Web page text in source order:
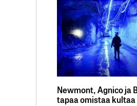
Newmont, Agnico ja
tapaa omistaa kultaa